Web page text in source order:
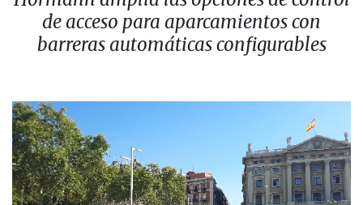
de acceso para aparcamientos con
barreras automáticas configurables